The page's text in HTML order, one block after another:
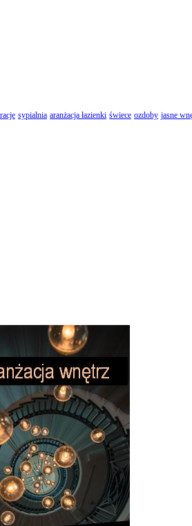
sypialnia aranżacja łazienki świece ozdoby jasne